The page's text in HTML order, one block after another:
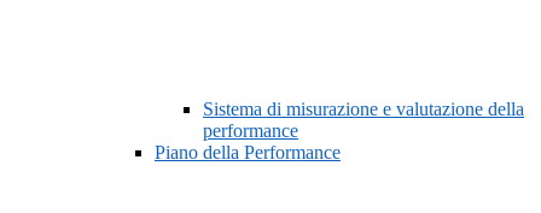
Sistema di misurazione e valutazione della
performance
Piano della Performance